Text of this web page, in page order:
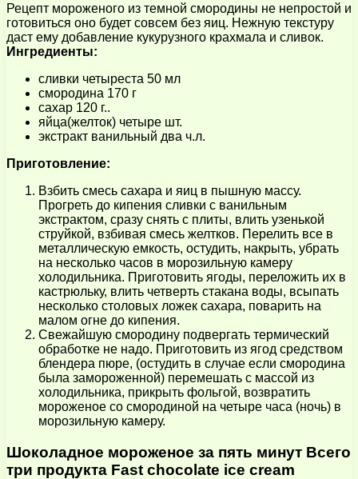
Рецепт мороженого из темной смородины не непростой и
готовиться оно будет совсем без яиц. Нежную текстуру
даст ему добавление кукурузного крахмала и сливок.
Ингредиенты:
сливки четыреста 50 мл
смородина 170 г
сахар 120 г..
яйца(желток) четыре шт.
экстракт ванильный два ч.л.
Приготовление:
Взбить смесь сахара и яиц в пышную массу.
Прогреть до кипения сливки с ванильным
экстрактом, сразу снять с плиты, влить узенькой
струйкой, взбивая смесь желтков. Перелить все в
металлическую емкость, остудить, накрыть, убрать
на несколько часов в морозильную камеру
холодильника. Приготовить ягоды, переложить их в
кастрюльку, влить четверть стакана воды, всыпать
несколько столовых ложек сахара, поварить на
малом огне до кипения.
Свежайшую смородину подвергать термический
обработке не надо. Приготовить из ягод средством
блендера пюре, (остудить в случае если смородина
была замороженной) перемешать с массой из
холодильника, прикрыть фольгой, возвратить
мороженое со смородиной на четыре часа (ночь) в
морозильную камеру.
Шоколадное мороженое за пять минут Всего
три продукта Fast chocolate ice cream